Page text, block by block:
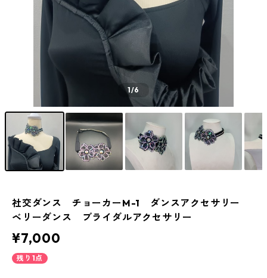
1/6
社交ダンス チョーカーM-1 ダンスアクセサリー
ベリーダンス ブライダルアクセサリー
¥7,000
残り1点